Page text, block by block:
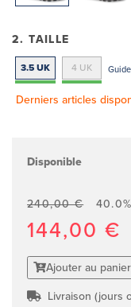
2. TAILLE
3.5 UK 4 UK
Derniers articles
Disponible
240,00 €
144,00 €
Ajouter au panier
Livraison (jours